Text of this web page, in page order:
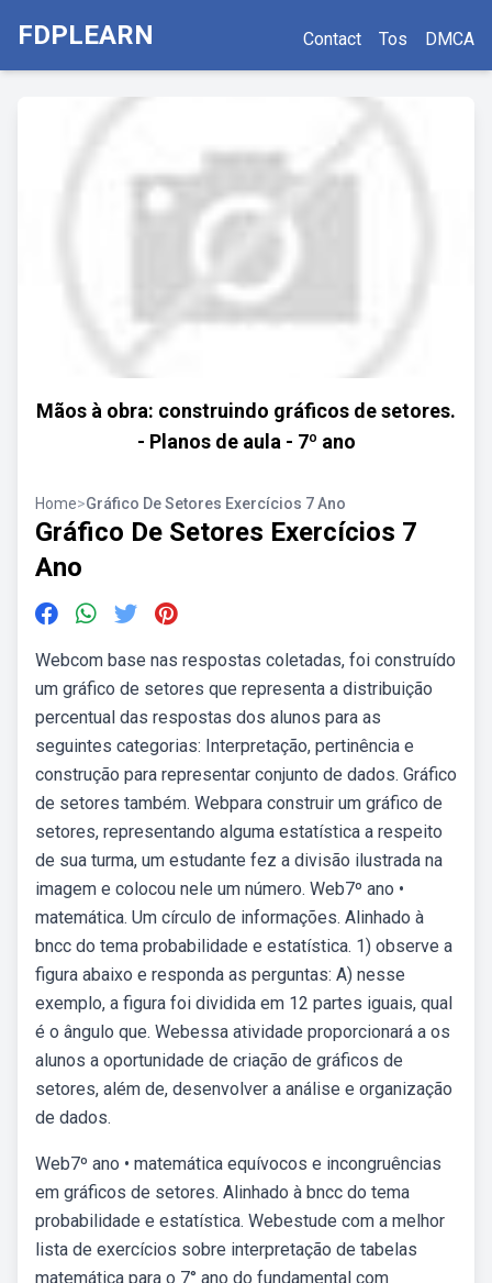
FDPLEARN Contact Tos DMCA
Mãos à obra: construindo gráficos de setores.
- Planos de aula - 7º ano
Home>Gráfico De Setores Exercícios 7 Ano
Gráfico De Setores Exercícios 7
Ano
Webcom base nas respostas coletadas, foi construído
um gráfico de setores que representa a distribuição
percentual das respostas dos alunos para as
seguintes categorias: Interpretação, pertinência e
construção para representar conjunto de dados. Gráfico
de setores também. Webpara construir um gráfico de
setores, representando alguma estatística a respeito
de sua turma, um estudante fez a divisão ilustrada na
imagem e colocou nele um número. Web7º ano •
matemática. Um círculo de informações. Alinhado à
bncc do tema probabilidade e estatística. 1) observe a
figura abaixo e responda as perguntas: A) nesse
exemplo, a figura foi dividida em 12 partes iguais, qual
é o ângulo que. Webessa atividade proporcionará a os
alunos a oportunidade de criação de gráficos de
setores, além de, desenvolver a análise e organização
de dados.
Web7º ano • matemática equívocos e incongruências
em gráficos de setores. Alinhado à bncc do tema
probabilidade e estatística. Webestude com a melhor
lista de exercícios sobre interpretação de tabelas
matemática para o 7° ano do fundamental com